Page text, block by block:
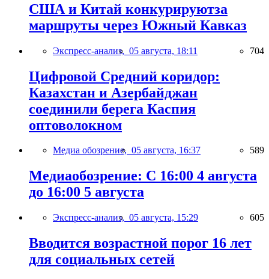
США и Китай конкурируютза
маршруты через Южный Кавказ
Экспресс-анализ, 05 августа, 18:11 704
Цифровой Средний коридор:
Казахстан и Азербайджан
соединили берега Каспия
оптоволокном
Медиа обозрение, 05 августа, 16:37 589
Медиаобозрение: С 16:00 4 августа
до 16:00 5 августа
Экспресс-анализ, 05 августа, 15:29 605
Вводится возрастной порог 16 лет
для социальных сетей